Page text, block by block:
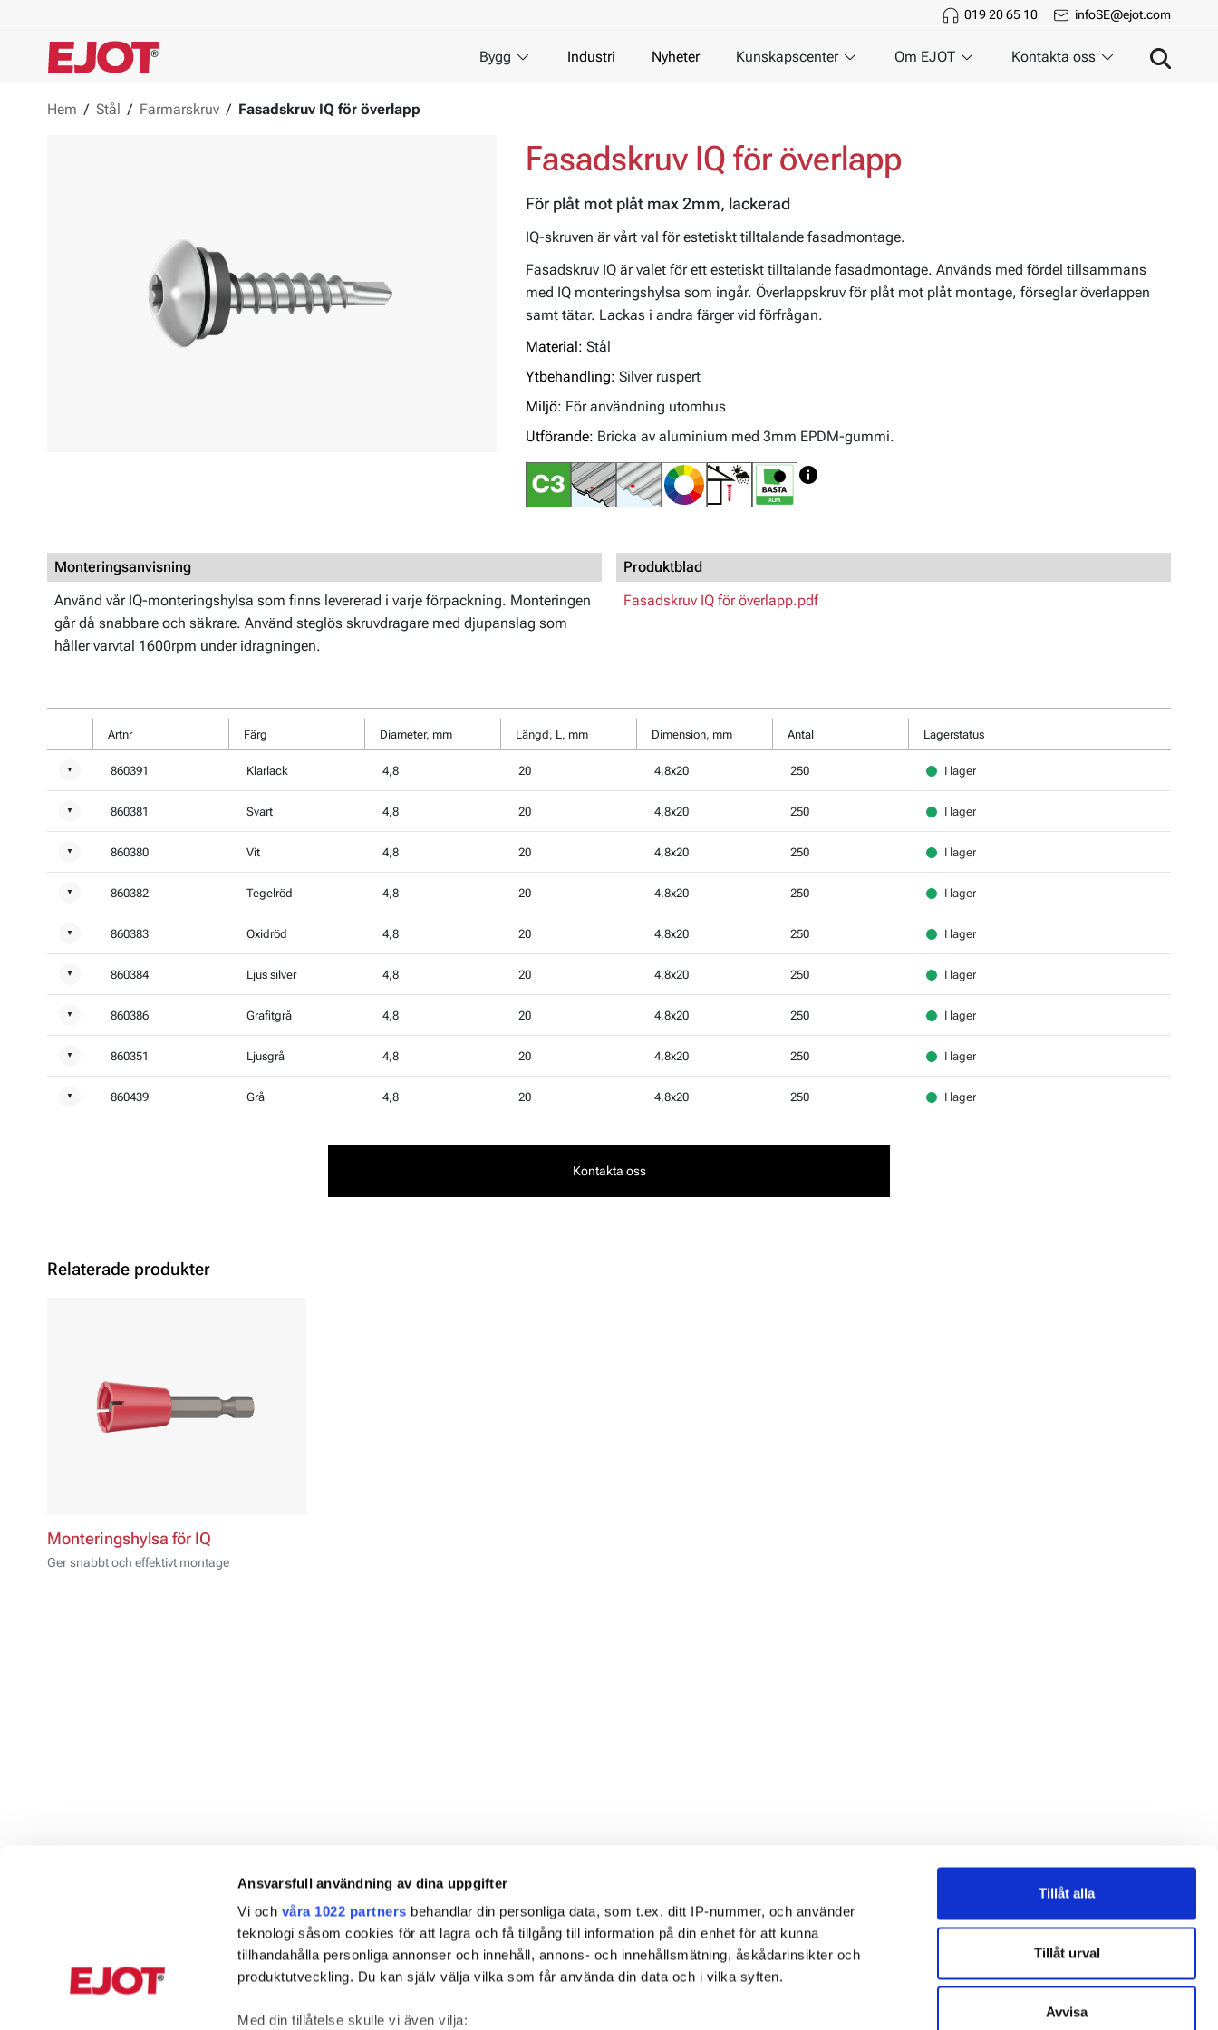
Ansvarsfull användning av dina uppgifter
Vi och våra 1022 partners behandlar din personliga data, som t.ex. ditt IP-nummer, och använder
teknologi såsom cookies för att lagra och få tillgång till information på din enhet för att kunna
tillhandahålla personliga annonser och innehåll, annons- och innehållsmätning, åskådarinsikter och
produktutveckling. Du kan själv välja vilka som får använda din data och i vilka syften.
Med din tillåtelse skulle vi även vilja:
Tillåt alla
Tillåt urval
Avvisa
019 20 65 10 infoSE@ejot.com
Bygg Industri Nyheter Kunskapscenter Om EJOT Kontakta oss
Hem / Stål / Farmarskruv / Fasadskruv IQ för överlapp
Fasadskruv IQ för överlapp
För plåt mot plåt max 2mm, lackerad
IQ-skruven är vårt val för estetiskt tilltalande fasadmontage.
Fasadskruv IQ är valet för ett estetiskt tilltalande fasadmontage. Används med fördel tillsammans
med IQ monteringshylsa som ingår. Överlappskruv för plåt mot plåt montage, förseglar överlappen
samt tätar. Lackas i andra färger vid förfrågan.
Material: Stål
Ytbehandling: Silver ruspert
Miljö: För användning utomhus
Utförande: Bricka av aluminium med 3mm EPDM-gummi.
Monteringsanvisning
Använd vår IQ-monteringshylsa som finns levererad i varje förpackning. Monteringen
går då snabbare och säkrare. Använd steglös skruvdragare med djupanslag som
håller varvtal 1600rpm under idragningen.
Produktblad
Fasadskruv IQ för överlapp.pdf
Artnr Färg Diameter, mm Längd, L, mm Dimension, mm Antal Lagerstatus
▼ 860391 Klarlack 4,8 20 4,8x20 250 I lager
▼ 860381 Svart 4,8 20 4,8x20 250 I lager
▼ 860380 Vit 4,8 20 4,8x20 250 I lager
▼ 860382 Tegelröd 4,8 20 4,8x20 250 I lager
▼ 860383 Oxidröd 4,8 20 4,8x20 250 I lager
▼ 860384 Ljus silver 4,8 20 4,8x20 250 I lager
▼ 860386 Grafitgrå 4,8 20 4,8x20 250 I lager
▼ 860351 Ljusgrå 4,8 20 4,8x20 250 I lager
▼ 860439 Grå 4,8 20 4,8x20 250 I lager
Kontakta oss
Relaterade produkter
Monteringshylsa för IQ
Ger snabbt och effektivt montage